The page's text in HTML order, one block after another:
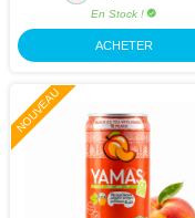
En Stock !
ACHETER
NOUVEAU